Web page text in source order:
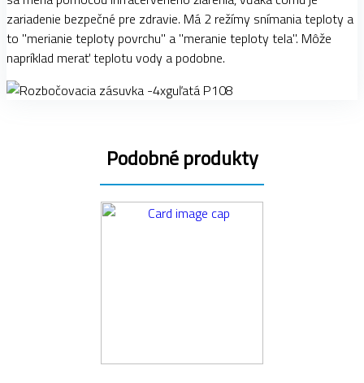
zariadenie bezpečné pre zdravie. Má 2 režímy snímania teploty a
to "merianie teploty povrchu" a "meranie teploty tela". Môže
napríklad merať teplotu vody a podobne.
Podobné produkty